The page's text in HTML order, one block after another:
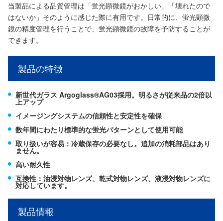
当製品による品質管理は「蛍光顕微鏡がおかしい」「壊れたので
はないか」そのように感じた際に有用です。日常的に、蛍光顕微
鏡の精度管理を行うことで、蛍光顕微鏡の故障を予防することが
できます。
製品の特徴
新世代ガラス Argoglass®AG03採用。明るさが従来品の2倍以
上アップ
イメージングシステムの信頼性と安定性を確保
数年間にわたり標準的な蛍光パターンとして使用可能
取り扱いが容易：冷蔵保存の必要なし。追加の消耗部品はあり
ません。
高い耐久性
互換性：油浸対物レンズ、乾式対物レンズ、液浸対物レンズに
対応しています。
製品情報